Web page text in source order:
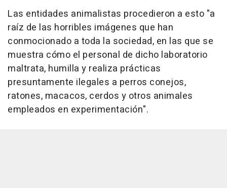
Las entidades animalistas procedieron a esto "a
raíz de las horribles imágenes que han
conmocionado a toda la sociedad, en las que se
muestra cómo el personal de dicho laboratorio
maltrata, humilla y realiza prácticas
presuntamente ilegales a perros conejos,
ratones, macacos, cerdos y otros animales
empleados en experimentación".